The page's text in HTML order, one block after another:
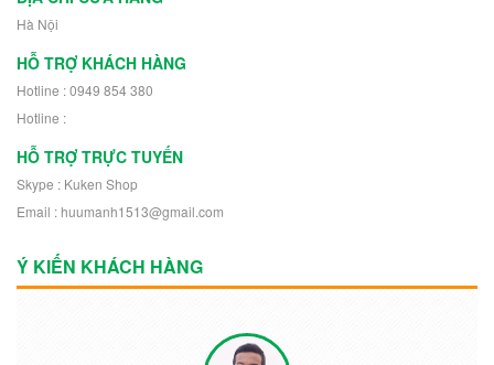
Hà Nội
HỖ TRỢ KHÁCH HÀNG
Hotline : 0949 854 380
Hotline :
HỖ TRỢ TRỰC TUYẾN
Skype : Kuken Shop
Email : huumanh1513@gmail.com
Ý KIẾN KHÁCH HÀNG